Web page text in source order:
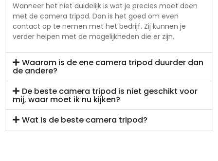
Wanneer het niet duidelijk is wat je precies moet doen
met de camera tripod. Dan is het goed om even
contact op te nemen met het bedrijf. Zij kunnen je
verder helpen met de mogelijkheden die er zijn.
Waarom is de ene camera tripod duurder dan
de andere?
De beste camera tripod is niet geschikt voor
mij, waar moet ik nu kijken?
Wat is de beste camera tripod?